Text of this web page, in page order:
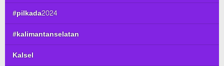
#pilkada2024
#kalimantanselatan
Kalsel